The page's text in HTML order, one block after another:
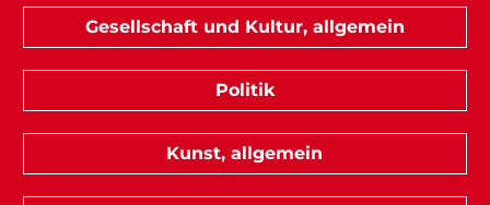
Gesellschaft und Kultur, allgemein
Politik
Kunst, allgemein